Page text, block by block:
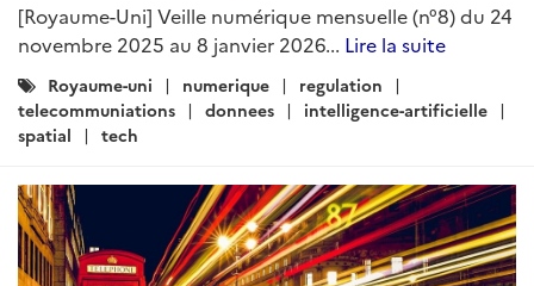
[Royaume-Uni] Veille numérique mensuelle (n°8) du 24
novembre 2025 au 8 janvier 2026... Lire la suite
Catégories
:
Royaume-uni numerique
regulation
telecommuniations
donnees
intelligence-artificielle
spatial
tech